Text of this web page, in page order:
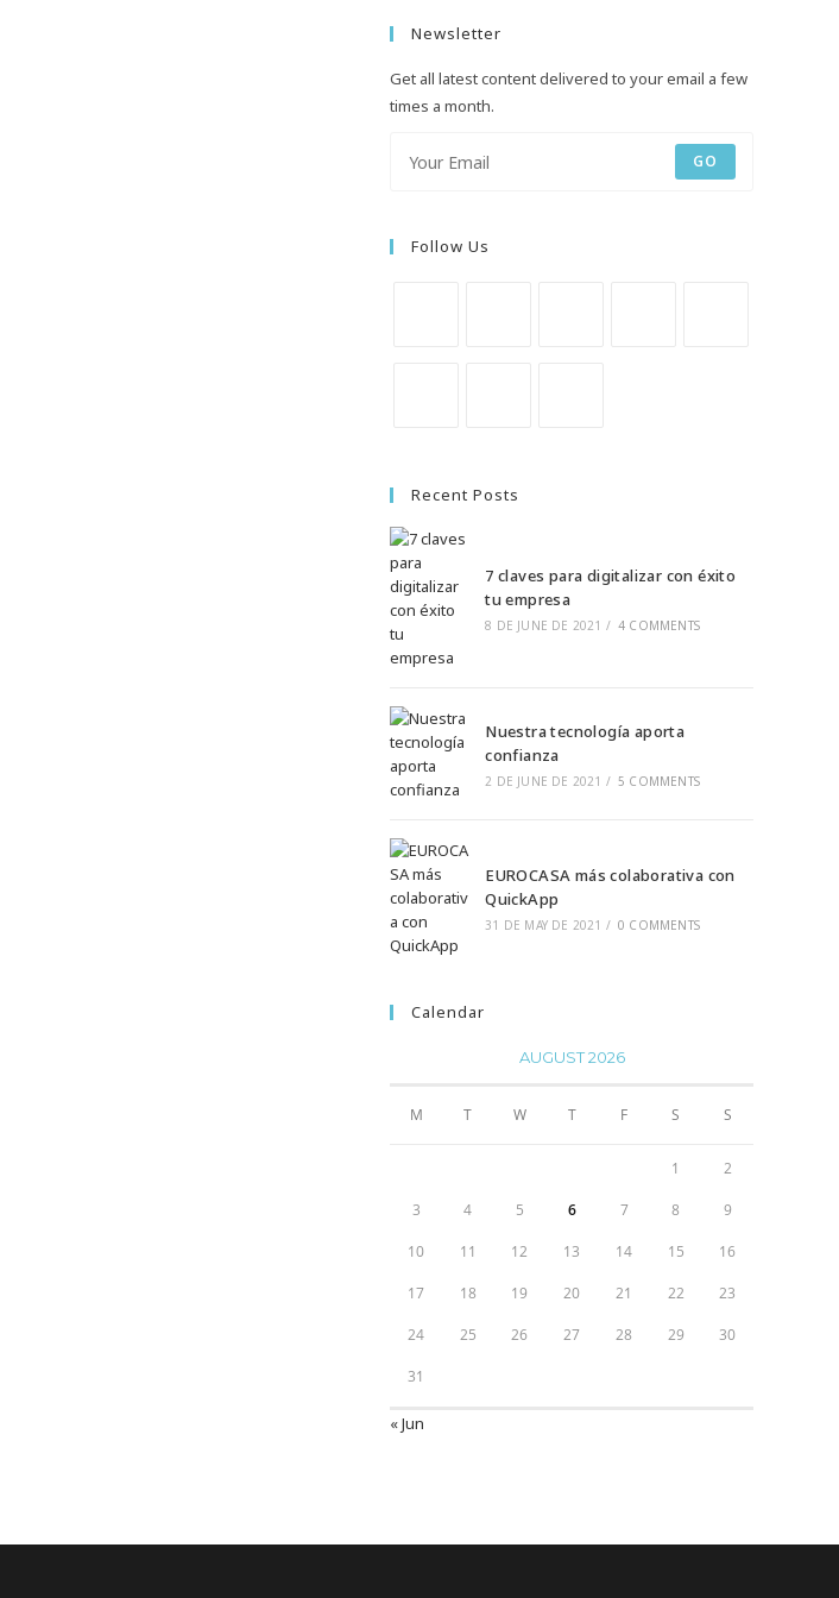
Newsletter
Get all latest content delivered to your email a few
times a month.
GO
Follow Us
Recent Posts
7 claves para digitalizar con éxito
tu empresa
8 DE JUNE DE 2021 / 4 COMMENTS
Nuestra tecnología aporta
confianza
2 DE JUNE DE 2021 / 5 COMMENTS
EUROCASA más colaborativa con
QuickApp
31 DE MAY DE 2021 / 0 COMMENTS
Calendar
AUGUST 2026
M T W T F S S
1 2
3 4 5 6 7 8 9
10 11 12 13 14 15 16
17 18 19 20 21 22 23
24 25 26 27 28 29 30
31
« Jun